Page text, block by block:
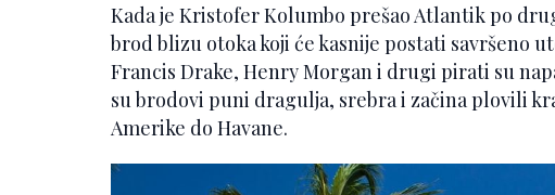
Kada je Kristofer Kolumbo prešao Atlantik po
brod blizu otoka koji će kasnije postati savršeno
Francis Drake, Henry Morgan i drugi pirati su
su brodovi puni dragulja, srebra i začina plovili
Amerike do Havane.